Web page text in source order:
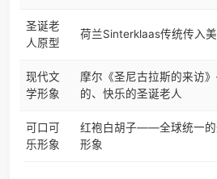
圣诞老
人原型
荷兰Sinterklaas传统传入
现代文
学形象
摩尔《圣尼古拉斯的来访
的、快乐的圣诞老人
可口可
乐形象
红袍白胡子——全球统一的
形象